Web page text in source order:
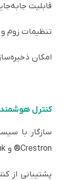
قابلیت جابه‌جایی لنز تا ۹۶٪
تنظیمات زوم و
امکان ذخیره‌سازی در ۱۰
کنترل هوشمند
Crestron® و PJLink